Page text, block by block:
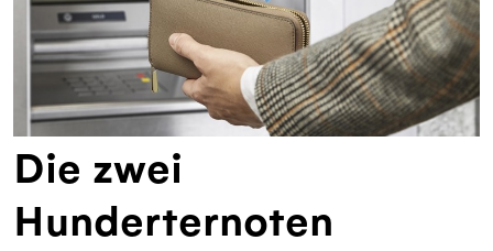
Die zwei
Hunderternoten